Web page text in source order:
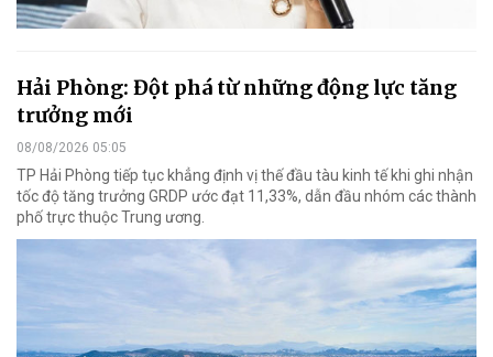
Hải Phòng: Đột phá từ những động lực tăng
trưởng mới
08/08/2026 05:05
TP Hải Phòng tiếp tục khẳng định vị thế đầu tàu kinh tế khi ghi nhận
tốc độ tăng trưởng GRDP ước đạt 11,33%, dẫn đầu nhóm các thành
phố trực thuộc Trung ương.